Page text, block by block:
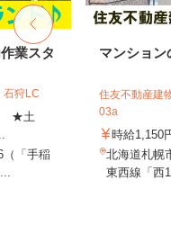
業スタ
狩LC
★土
（「手稲
マンション
住友不動産建
03a
時給1,150
北海道札幌
東西線「西